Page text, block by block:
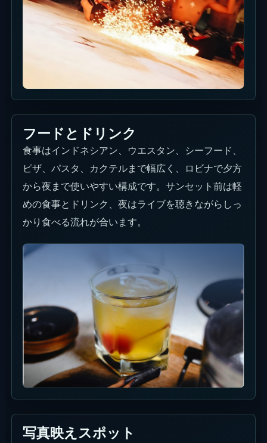
フードとドリンク
食事はインドネシアン、ウエスタン、シーフード、
ピザ、パスタ、カクテルまで幅広く、ロビナで夕方
から夜まで使いやすい構成です。サンセット前は軽
めの食事とドリンク、夜はライブを聴きながらしっ
かり食べる流れが合います。
写真映えスポット